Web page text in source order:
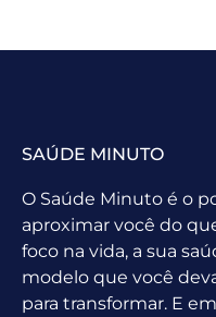
SAÚDE MINUTO
O Saúde Minuto é o
aproximar você do
foco na vida, a sua
modelo que você
para transformar. E